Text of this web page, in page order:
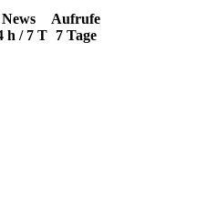
News
h / 7 T
Aufrufe
7 Tage